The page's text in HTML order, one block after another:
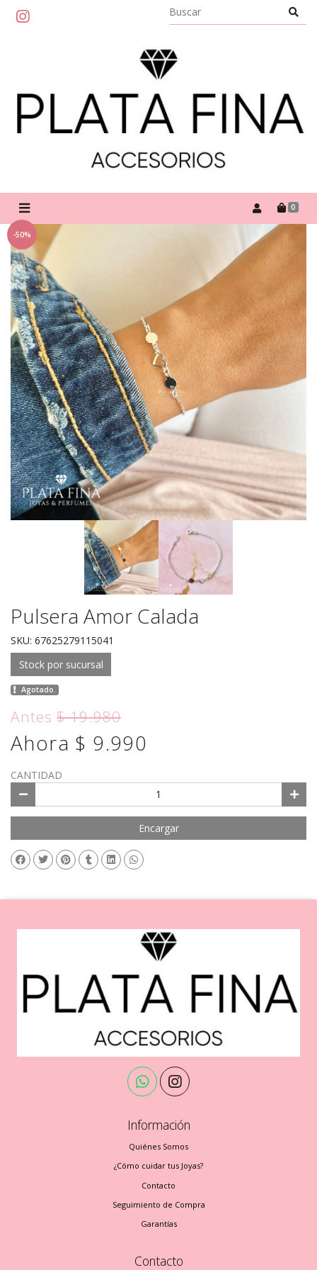
0
-50%
Pulsera Amor Calada
SKU: 67625279115041
Stock por sucursal
Agotado.
Antes$ 19.980
Ahora $ 9.990
CANTIDAD
Encargar
Información
Quiénes Somos
¿Cómo cuidar tus Joyas?
Contacto
Seguimiento de Compra
Garantías
Contacto